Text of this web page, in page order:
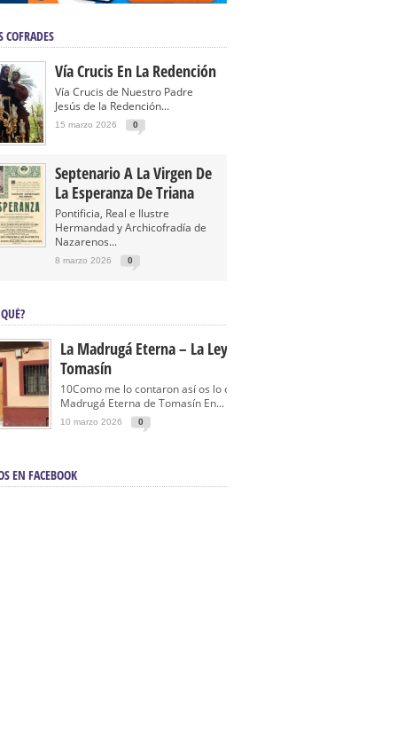
COFRADES
Vía Crucis En La Redención
Vía Crucis de Nuestro Padre
Jesús de la Redención...
15 marzo 2026 0
Septenario A La Virgen De
La Esperanza De Triana
Pontificia, Real e Ilustre
Hermandad y Archicofradía de
Nazarenos...
8 marzo 2026 0
La Madrugá Eterna – La Leyenda De
Tomasín
10Como me lo contaron así os lo cuento… La
Madrugá Eterna de Tomasín En...
10 marzo 2026 0
EN FACEBOOK